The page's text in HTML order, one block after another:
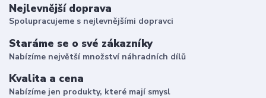
Nejlevnější doprava
Spolupracujeme s nejlevnějšími dopravci
Staráme se o své zákazníky
Nabízíme největší množství náhradních dílů
Kvalita a cena
Nabízíme jen produkty, které mají smysl